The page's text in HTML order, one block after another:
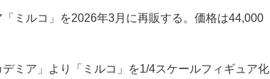
ミルコ」を2026年3月に再販する。価格は44,000
ミア」より「ミルコ」を1/4スケールフィギュア化